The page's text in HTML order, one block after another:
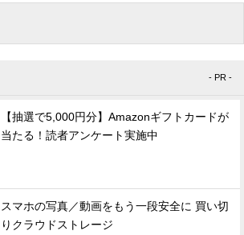
- PR -
【抽選で5,000円分】Amazonギフトカードが
当たる！読者アンケート実施中
スマホの写真／動画をもう一段安全に 買い切
りクラウドストレージ